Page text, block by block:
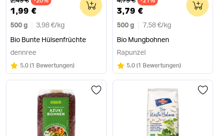
1,99 €
500 g 3,98 €/ kg
Bio Bunte Hülsenfrüchte
dennree
Bewertung:
5.0/5
(1 Bewertungen)
3,79 €
500 g 7,58 €/ kg
Bio Mungbohnen
Rapunzel
Bewertung:
5.0/5
(1 Bewertungen)